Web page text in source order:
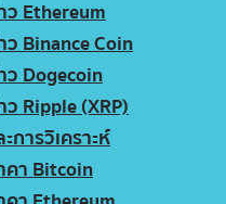
ว Ethereum
ว Binance Coin
ว Dogecoin
ว Ripple (XRP)
การวิเคราะห์
คา Bitcoin